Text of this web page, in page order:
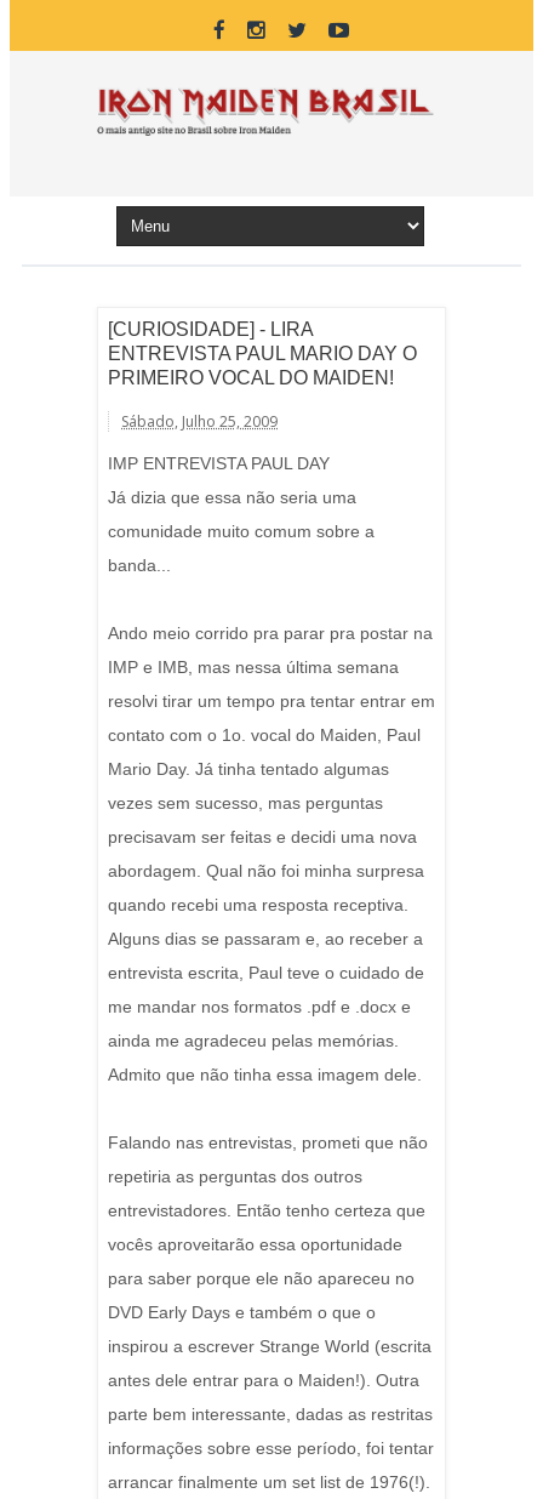
[CURIOSIDADE] - LIRA
ENTREVISTA PAUL MARIO DAY O
PRIMEIRO VOCAL DO MAIDEN!
Sábado, Julho 25, 2009
IMP ENTREVISTA PAUL DAY
Já dizia que essa não seria uma
comunidade muito comum sobre a
banda...
Ando meio corrido pra parar pra postar na
IMP e IMB, mas nessa última semana
resolvi tirar um tempo pra tentar entrar em
contato com o 1o. vocal do Maiden, Paul
Mario Day. Já tinha tentado algumas
vezes sem sucesso, mas perguntas
precisavam ser feitas e decidi uma nova
abordagem. Qual não foi minha surpresa
quando recebi uma resposta receptiva.
Alguns dias se passaram e, ao receber a
entrevista escrita, Paul teve o cuidado de
me mandar nos formatos .pdf e .docx e
ainda me agradeceu pelas memórias.
Admito que não tinha essa imagem dele.
Falando nas entrevistas, prometi que não
repetiria as perguntas dos outros
entrevistadores. Então tenho certeza que
vocês aproveitarão essa oportunidade
para saber porque ele não apareceu no
DVD Early Days e também o que o
inspirou a escrever Strange World (escrita
antes dele entrar para o Maiden!). Outra
parte bem interessante, dadas as restritas
informações sobre esse período, foi tentar
arrancar finalmente um set list de 1976(!).